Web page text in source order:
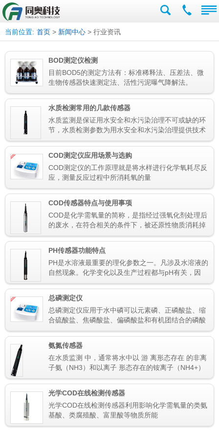
当前位置: 首页 > 新闻中心 > 行业资讯
BOD测定仪检测
目前BOD5的测定方法有：标准稀释法、压差法、微
生物传感器快速测定法、活性污泥曝气降解法。
水质检测常用的几款传感器
水质监测是保证用水安全和水污染治理不可或缺的环
节，水质检测参数为用水安全和水污染治理提供技术
COD测定仪应用场景与选购
COD测定仪的工作原理就是将水样进行化学氧耗尽反
应，测量反应过程中所消耗氧的量
COD传感器特点与使用事项
COD是化学需氧量的简称，是指经过强氧化剂处理后
的废水，在符合相关的条件下，被还原性物质消耗掉
PH传感器功能特点
PH是水溶液最重要的理化参数之一。凡涉及水溶液的
自然现象。化学变化以及生产过程都与pH有关，因
总磷测定仪
总磷测定仪应用于水中磷可以元素磷、正磷酸盐、缩
合硫酸盐、焦磷酸盐、偏磷酸盐和有机团结合的磷酸
氨氮传感器
在水质监测 中，通常将水中以 游 离形态存在 的非离
子氨（NH3）和以离子 形态存在的铵离子（NH4+）
光学COD在线检测传感器
光学COD在线检测传感器利用影响化学需氧量的类氨
基酸、类腐殖酸、富里酸等物质所能